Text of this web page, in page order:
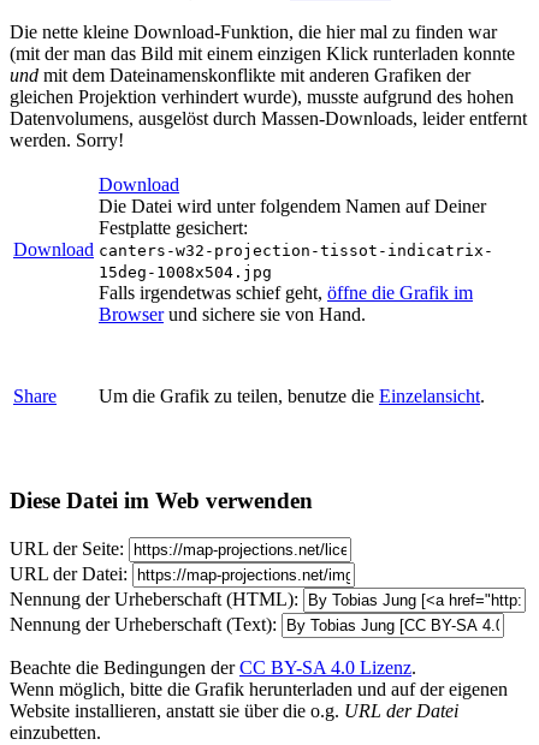
Die nette kleine Download-Funktion, die hier mal zu finden war
(mit der man das Bild mit einem einzigen Klick runterladen konnte
und mit dem Dateinamenskonflikte mit anderen Grafiken der
gleichen Projektion verhindert wurde), musste aufgrund des hohen
Datenvolumens, ausgelöst durch Massen-Downloads, leider entfernt
werden. Sorry!
Download
Download
Die Datei wird unter folgendem Namen auf Deiner
Festplatte gesichert:
canters-w32-projection-tissot-indicatrix-
15deg-1008x504.jpg
Falls irgendetwas schief geht, öffne die Grafik im
Browserund sichere sie von Hand.
Share Um die Grafik zu teilen, benutze die Einzelansicht.
Diese Datei im Web verwenden
URL der Seite:
URL der Datei:
Nennung der Urheberschaft (HTML):
Nennung der Urheberschaft (Text):
Beachte die Bedingungen derCC BY-SA 4.0 Lizenz.
Wenn möglich, bitte die Grafik herunterladen und auf der eigenen
Website installieren, anstatt sie über die o.g. URL der Datei
einzubetten.